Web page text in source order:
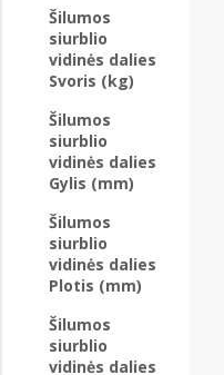
Šilumos
siurblio
vidinės dalies
Svoris (kg)
Šilumos
siurblio
vidinės dalies
Gylis (mm)
Šilumos
siurblio
vidinės dalies
Plotis (mm)
Šilumos
siurblio
vidinės dalies